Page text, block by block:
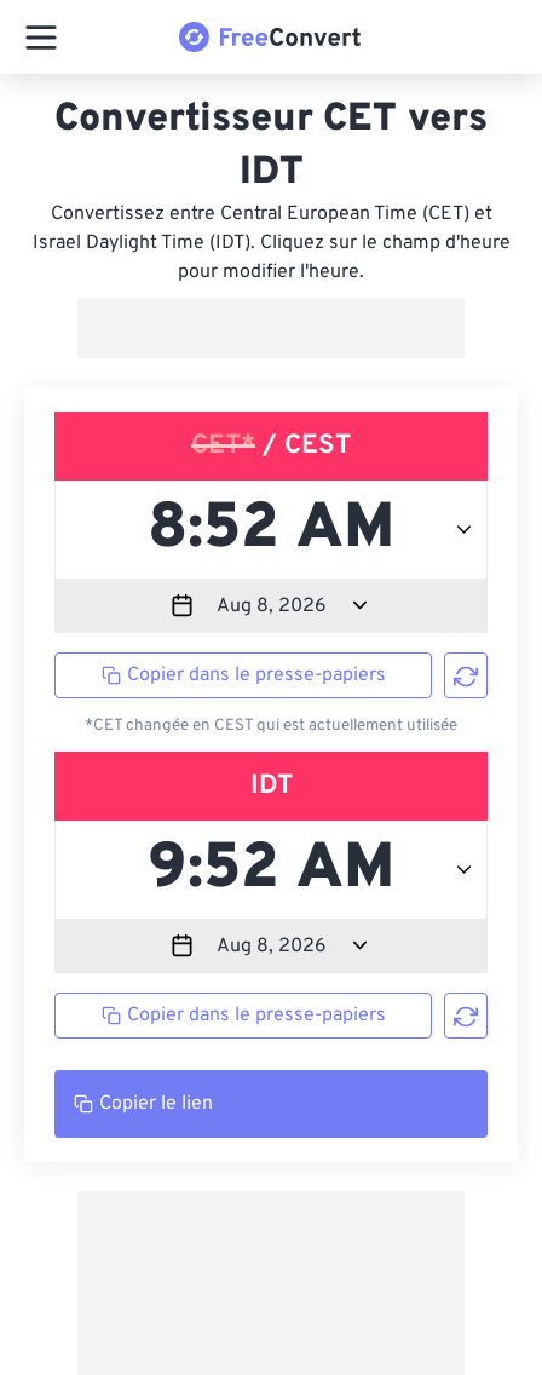
Convertisseur CET vers
IDT
Convertissez entre Central European Time (CET) et
Israel Daylight Time (IDT). Cliquez sur le champ d'heure
pour modifier l'heure.
CET* / CEST
Copier dans le presse-papiers
*CET changée en CEST qui est actuellement utilisée
IDT
Copier dans le presse-papiers
Copier le lien